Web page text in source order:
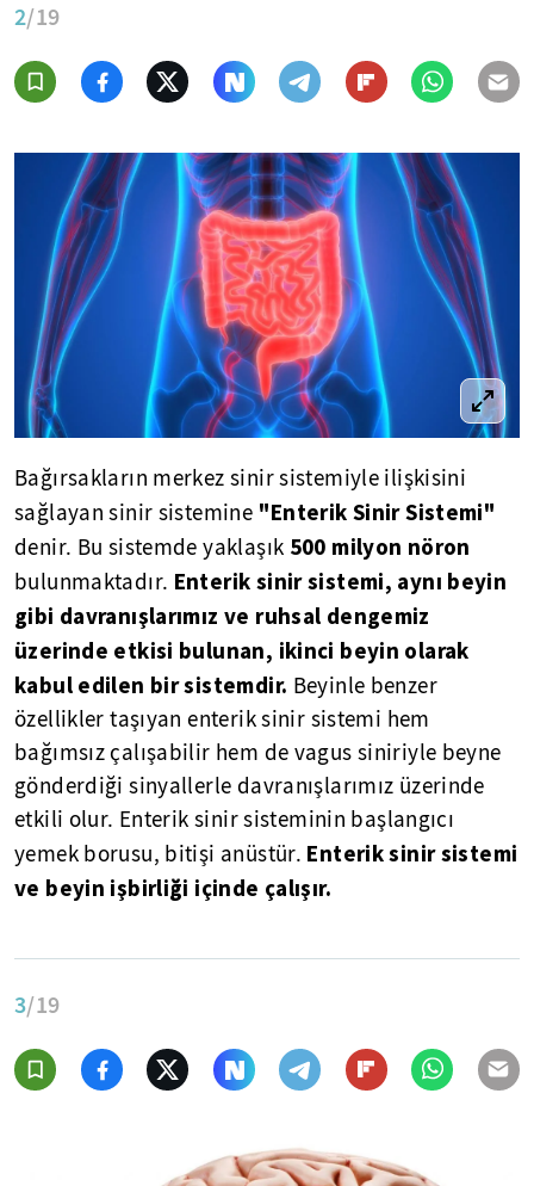
2/19
Bağırsakların merkez sinir sistemiyle ilişkisini
sağlayan sinir sistemine "Enterik Sinir Sistemi"
denir. Bu sistemde yaklaşık 500 milyon nöron
bulunmaktadır. Enterik sinir sistemi, aynı beyin
gibi davranışlarımız ve ruhsal dengemiz
üzerinde etkisi bulunan, ikinci beyin olarak
kabul edilen bir sistemdir. Beyinle benzer
özellikler taşıyan enterik sinir sistemi hem
bağımsız çalışabilir hem de vagus siniriyle beyne
gönderdiği sinyallerle davranışlarımız üzerinde
etkili olur. Enterik sinir sisteminin başlangıcı
yemek borusu, bitişi anüstür. Enterik sinir sistemi
ve beyin işbirliği içinde çalışır.
3/19